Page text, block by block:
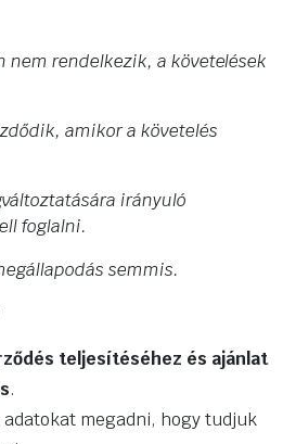
nem rendelkezik, a követelések
amikor a követelés
irányuló
foglalni.
semmis.
teljesítéséhez és ajánlat
.
adatokat megadni, hogy tudjuk